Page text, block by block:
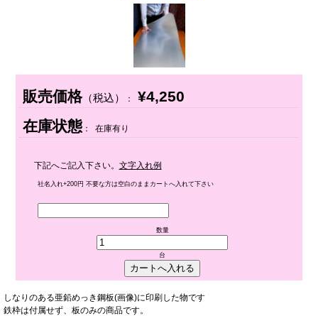
販売価格（税込） ： ¥4,250
在庫状態 ： 在庫有り
下記へご記入下さい。 文字入れ例
社名入れ+200円 不要な方は空白のままカートへ入れて下さい
数量
台
しなりのある亜鉛めっき鋼板(画像)に印刷した物です
鉄枠は付属せず、板のみの商品です。